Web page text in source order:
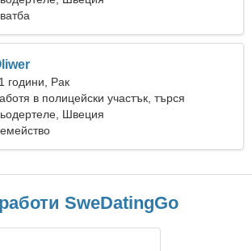
години, Рак
в полицейски участък, търся
жена
Швеция
SweDatingGo